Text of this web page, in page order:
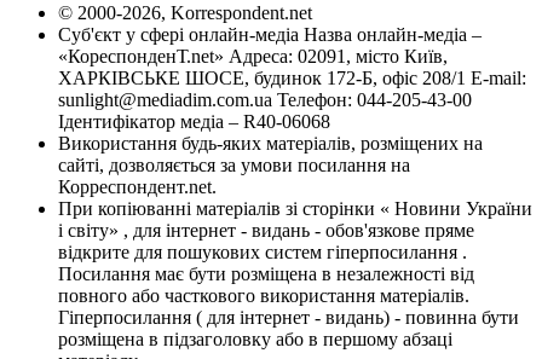
© 2000-2026, Korrespondent.net
Суб'єкт у сфері онлайн-медіа Назва онлайн-медіа –
«КореспонденТ.net» Адреса: 02091, місто Київ,
ХАРКІВСЬКЕ ШОСЕ, будинок 172-Б, офіс 208/1 E-mail:
sunlight@mediadim.com.ua Телефон: 044-205-43-00
Ідентифікатор медіа – R40-06068
Використання будь-яких матеріалів, розміщених на
сайті, дозволяється за умови посилання на
Корреспондент.net.
При копіюванні матеріалів зі сторінки « Новини України
і світу» , для інтернет - видань - обов'язкове пряме
відкрите для пошукових систем гіперпосилання .
Посилання має бути розміщена в незалежності від
повного або часткового використання матеріалів.
Гіперпосилання ( для інтернет - видань) - повинна бути
розміщена в підзаголовку або в першому абзаці